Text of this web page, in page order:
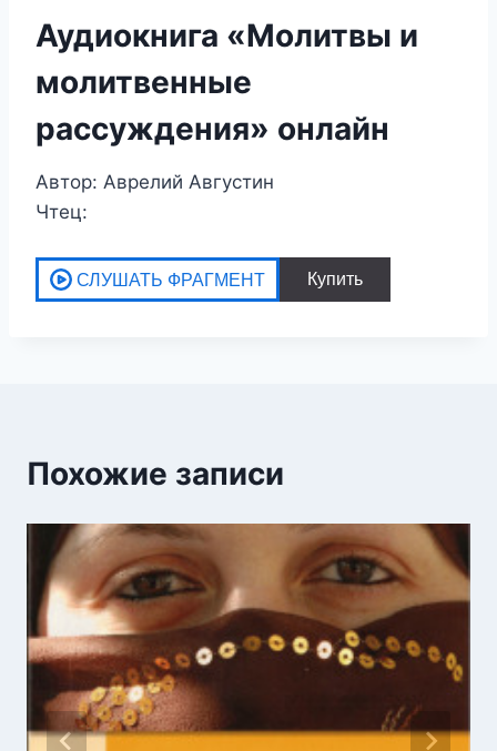
Аудиокнига «Молитвы и
молитвенные
рассуждения» онлайн
Автор: Аврелий Августин
Чтец:
Похожие записи